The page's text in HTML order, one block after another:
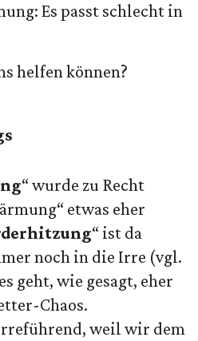
Es passt schlecht in
helfen können?
“ wurde zu Recht
etwas eher
“ ist da
noch in die Irre (vgl.
geht, wie gesagt, eher
Chaos.
weil wir dem